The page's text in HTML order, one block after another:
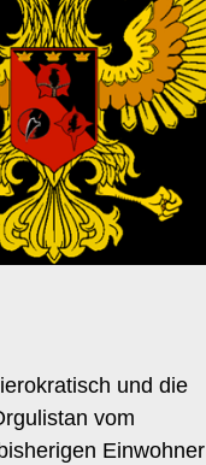
und die
vom
Einwohner